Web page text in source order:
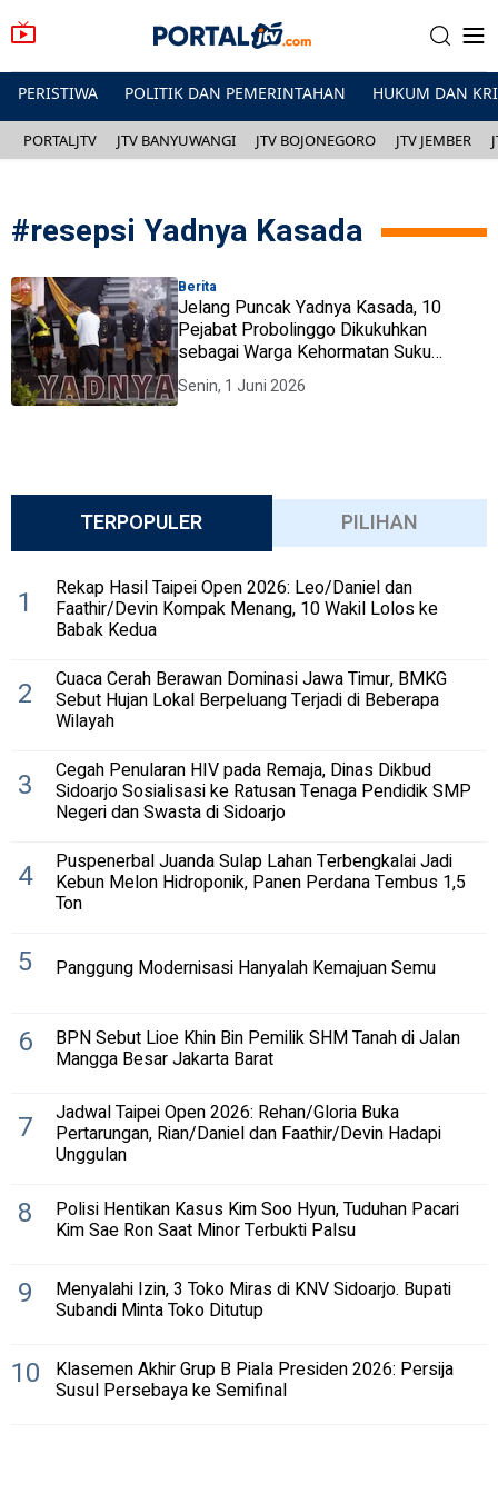
PERISTIWA POLITIK DAN PEMERINTAHAN HUKUM DAN
PORTALJTV JTV BANYUWANGI JTV BOJONEGORO JTV JEMBER
#resepsi Yadnya Kasada
Berita
Jelang Puncak Yadnya Kasada, 10
Pejabat Probolinggo Dikukuhkan
sebagai Warga Kehormatan Suku
Tengger
Senin, 1 Juni 2026
TERPOPULER PILIHAN
1 Rekap Hasil Taipei Open 2026: Leo/Daniel dan
Faathir/Devin Kompak Menang, 10 Wakil Lolos ke
Babak Kedua
2 Cuaca Cerah Berawan Dominasi Jawa Timur, BMKG
Sebut Hujan Lokal Berpeluang Terjadi di Beberapa
Wilayah
3 Cegah Penularan HIV pada Remaja, Dinas Dikbud
Sidoarjo Sosialisasi ke Ratusan Tenaga Pendidik SMP
Negeri dan Swasta di Sidoarjo
4 Puspenerbal Juanda Sulap Lahan Terbengkalai Jadi
Kebun Melon Hidroponik, Panen Perdana Tembus 1,5
Ton
5 Panggung Modernisasi Hanyalah Kemajuan Semu
6 BPN Sebut Lioe Khin Bin Pemilik SHM Tanah di Jalan
Mangga Besar Jakarta Barat
7 Jadwal Taipei Open 2026: Rehan/Gloria Buka
Pertarungan, Rian/Daniel dan Faathir/Devin Hadapi
Unggulan
8 Polisi Hentikan Kasus Kim Soo Hyun, Tuduhan Pacari
Kim Sae Ron Saat Minor Terbukti Palsu
9 Menyalahi Izin, 3 Toko Miras di KNV Sidoarjo. Bupati
Subandi Minta Toko Ditutup
10 Klasemen Akhir Grup B Piala Presiden 2026: Persija
Susul Persebaya ke Semifinal